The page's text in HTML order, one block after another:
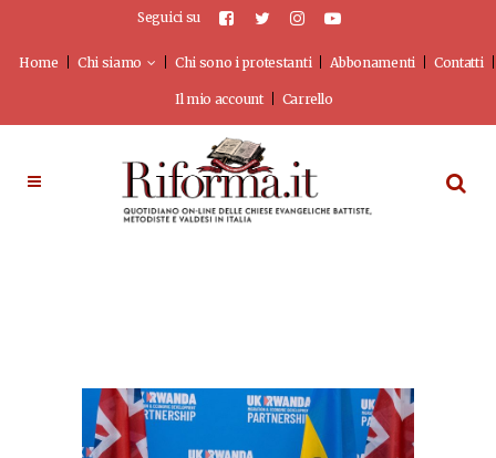
Seguici su
Home Chi siamo Chi sono i protestanti Abbonamenti Contatti
Il mio account Carrello